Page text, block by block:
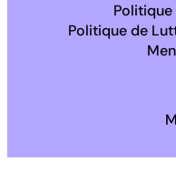
Politique de